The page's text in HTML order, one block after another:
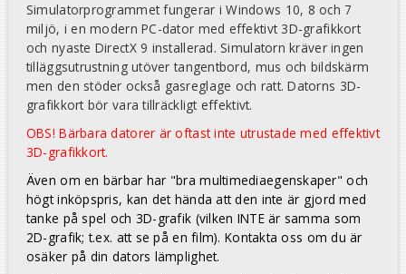
Simulatorprogrammet fungerar i Windows 10, 8 och 7
miljö, i en modern PC-dator med effektivt 3D-grafikkort
och nyaste DirectX 9 installerad. Simulatorn kräver ingen
tilläggsutrustning utöver tangentbord, mus och bildskärm
men den stöder också gasreglage och ratt. Datorns 3D-
grafikkort bör vara tillräckligt effektivt.
OBS! Bärbara datorer är oftast inte utrustade med effektivt
3D-grafikkort.
Även om en bärbar har "bra multimediaegenskaper" och
högt inköpspris, kan det hända att den inte är gjord med
tanke på spel och 3D-grafik (vilken INTE är samma som
2D-grafik; t.ex. att se på en film). Kontakta oss om du är
osäker på din dators lämplighet.